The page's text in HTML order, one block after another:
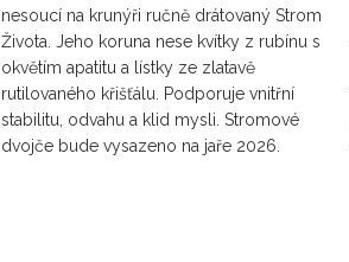
nesoucí na krunýři ručně drátovaný Strom
Života. Jeho koruna nese kvítky z rubínu s
okvětím apatitu a lístky ze zlatavě
rutilovaného křišťálu. Podporuje vnitřní
stabilitu, odvahu a klid mysli. Stromové
dvojče bude vysazeno na jaře 2026.